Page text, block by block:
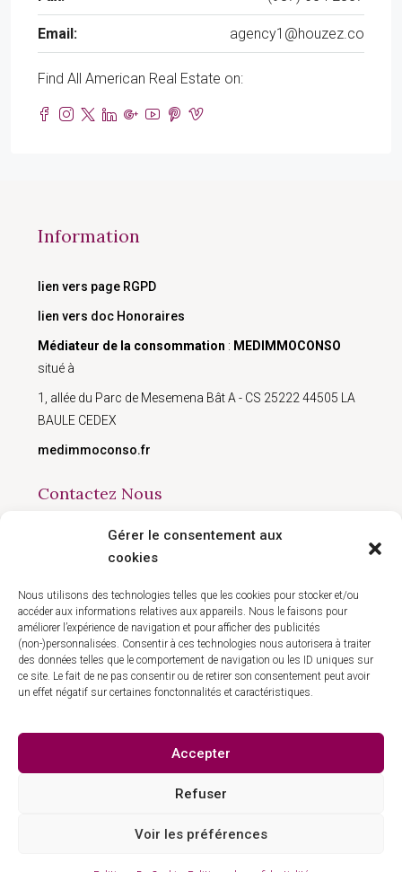
Gérer le consentement aux
cookies
Nous utilisons des technologies telles que les cookies pour stocker et/ou
accéder aux informations relatives aux appareils. Nous le faisons pour
améliorer l’expérience de navigation et pour afficher des publicités
(non-)personnalisées. Consentir à ces technologies nous autorisera à traiter
des données telles que le comportement de navigation ou les ID uniques sur
ce site. Le fait de ne pas consentir ou de retirer son consentement peut avoir
un effet négatif sur certaines fonctonnalités et caractéristiques.
Accepter
Refuser
Voir les préférences
Email: agency1@houzez.co
Find All American Real Estate on:
Information
lien vers page RGPD
lien vers doc Honoraires
Médiateur de la consommation : MEDIMMOCONSO
situé à
1, allée du Parc de Mesemena Bât A - CS 25222 44505 LA
BAULE CEDEX
medimmoconso.fr
Contactez Nous
168 avenue du Président Wilson, Montreuil 93100
09 50 90 77 41